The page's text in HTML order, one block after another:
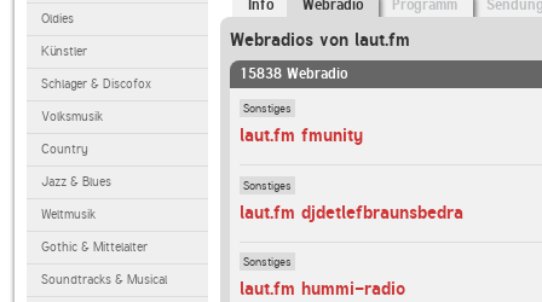
Oldies
Künstler
Schlager & Discofox
Volksmusik
Country
Jazz & Blues
Weltmusik
Gothic & Mittelalter
Soundtracks & Musical
Info Webradio Programm
Webradios von laut.fm
15838 Webradio
Sonstiges
laut.fm fmunity
Sonstiges
laut.fm djdetlefbraunsbedra
Sonstiges
laut.fm hummi-radio